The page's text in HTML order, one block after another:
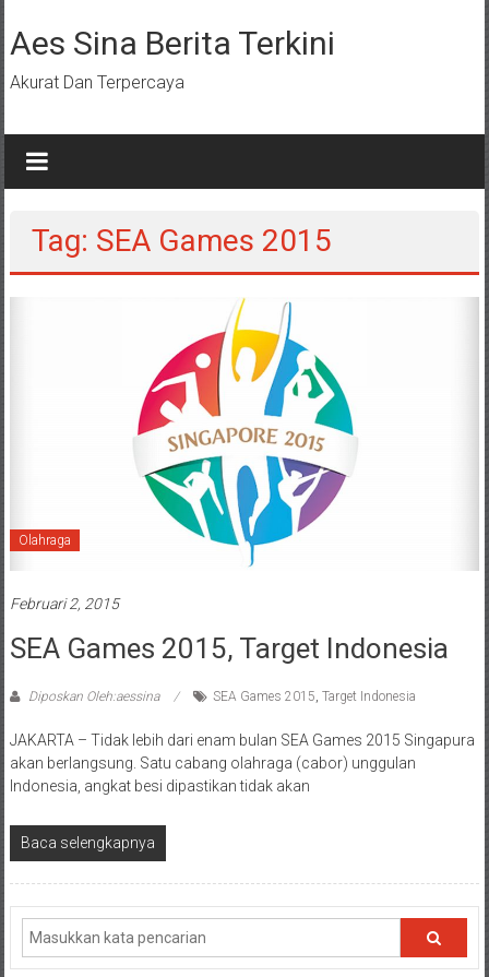
ke
konten
Aes Sina Berita Terkini
Akurat Dan Terpercaya
Tag: SEA Games 2015
Olahraga
Februari 2, 2015
SEA Games 2015, Target Indonesia
Diposkan Oleh:aessina SEA Games 2015 Target Indonesia
JAKARTA – Tidak lebih dari enam bulan SEA Games 2015 Singapura
akan berlangsung. Satu cabang olahraga (cabor) unggulan
Indonesia, angkat besi dipastikan tidak akan
Baca selengkapnya